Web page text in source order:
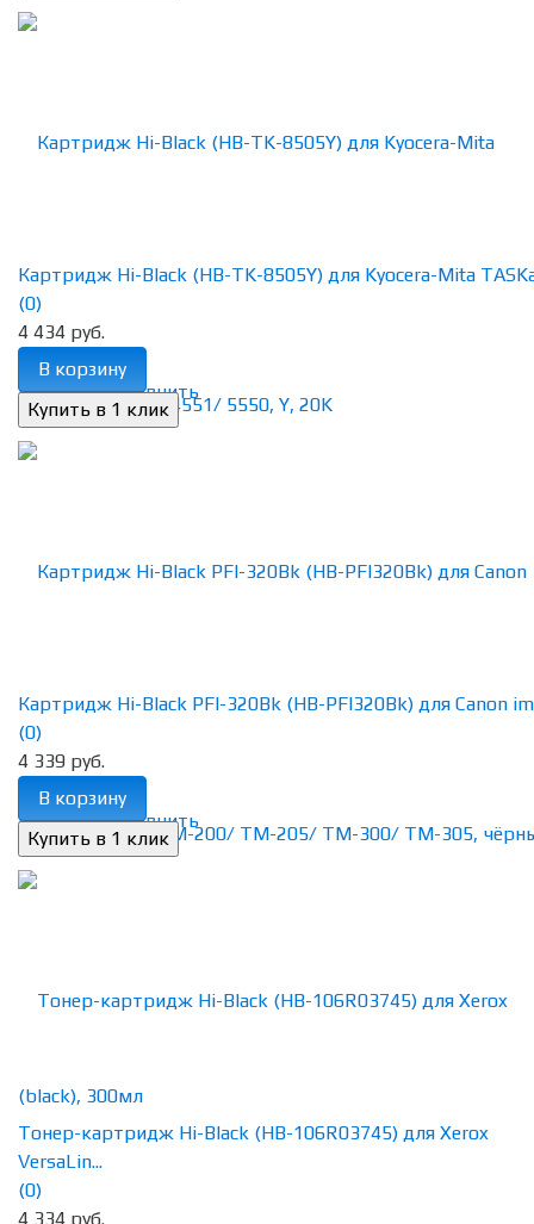
избранное сравнить
Картридж Hi-Black (HB-TK-8505Y) для Kyocera-Mita
(0)
4 434 руб.
В корзину
избранное сравнить
Картридж Hi-Black PFI-320Bk (HB-PFI320Bk) для Canon
(0)
4 339 руб.
В корзину
Тонер-картридж Hi-Black (HB-106R03745) для Xerox
VersaLin...
(0)
4 334 руб.